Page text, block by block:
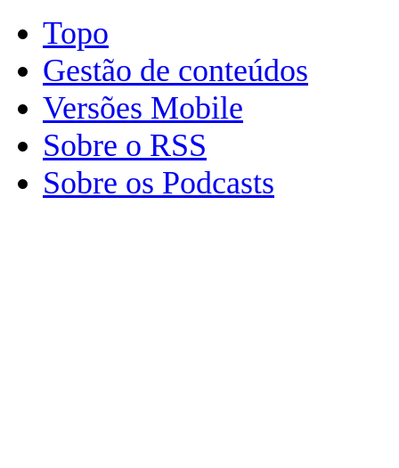
Topo
Gestão de conteúdos
Versões Mobile
Sobre o RSS
Sobre os Podcasts